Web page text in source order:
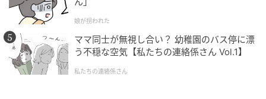
※記事内の情報は執筆時のものになります。価格変更
や、販売終了の可能性もございます。最新の商品情報
は各お店・ブランドなどにご確認くださいませ。
writer：桃川 アン
娘が拐われた
ママ同士が無視し合い？ 幼稚園のバス停に漂
う不穏な空気【私たちの連絡係さん Vol.1】
私たちの連絡係さん